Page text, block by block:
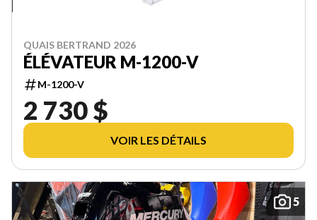
QUAIS BERTRAND 2026
ÉLÉVATEUR M-1200-V
M-1200-V
2 730 $
VOIR LES DÉTAILS
5